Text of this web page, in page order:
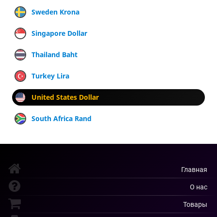
Sweden Krona
Singapore Dollar
Thailand Baht
Turkey Lira
United States Dollar
South Africa Rand
Главная
О нас
Товары